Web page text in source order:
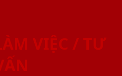
VIỆC / TƯ